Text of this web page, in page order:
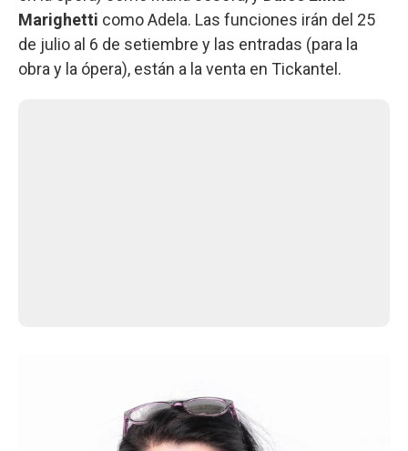
Marighetti como Adela. Las funciones irán del 25
de julio al 6 de setiembre y las entradas (para la
obra y la ópera), están a la venta en Tickantel.